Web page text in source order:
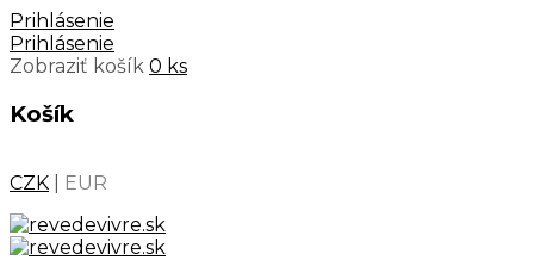
Prihlásenie
Prihlásenie
Zobraziť košík 0 ks
Košík
CZK EUR